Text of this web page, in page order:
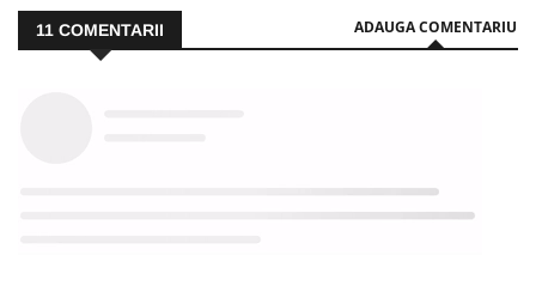
11 COMENTARII ADAUGA COMENTARIU